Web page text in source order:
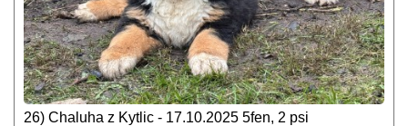
26) Chaluha z Kytlic - 17.10.2025 5fen, 2 psi